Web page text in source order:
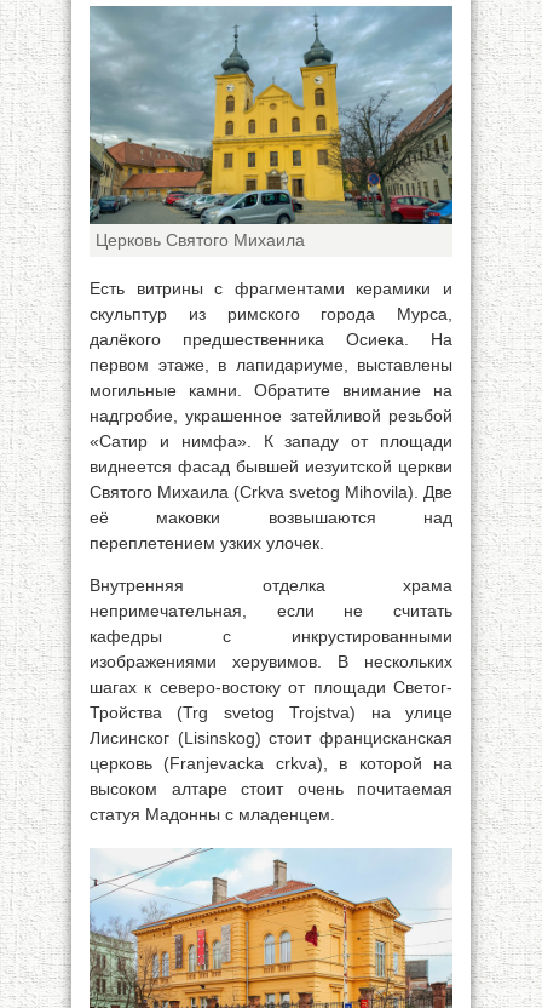
Церковь Святого Михаила
Есть витрины с фрагментами керамики и
скульптур из римского города Мурса,
далёкого предшественника Осиека. На
первом этаже, в лапидариуме, выставлены
могильные камни. Обратите внимание на
надгробие, украшенное затейливой резьбой
«Сатир и нимфа». К западу от площади
виднеется фасад бывшей иезуитской церкви
Святого Михаила (Crkva svetog Mihovila). Две
её маковки возвышаются над
переплетением узких улочек.
Внутренняя отделка храма
непримечательная, если не считать
кафедры с инкрустированными
изображениями херувимов. В нескольких
шагах к северо-востоку от площади Светог-
Тройства (Trg svetog Trojstva) на улице
Лисинског (Lisinskog) стоит францисканская
церковь (Franjevacka crkva), в которой на
высоком алтаре стоит очень почитаемая
статуя Мадонны с младенцем.